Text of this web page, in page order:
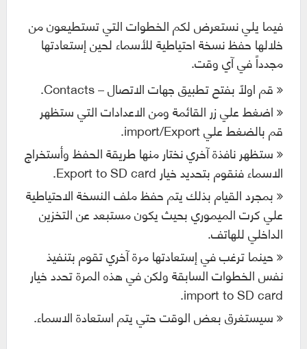
فيما يلي نستعرض لكم الخطوات التي تستطيعون من
خلالها حفظ نسخة احتياطية للأسماء لحين إستعادتها
مجدداً في آي وقت.
قم اولاً بفتح تطبيق جهات الاتصال – Contacts.
اضغط علي زر القائمة ومن الاعدادات التي ستظهر
قم بالضغط علي import/Export.
ستظهر نافذة آخري نختار منها طريقة الحفظ وأستخراج
الاسماء فنقوم بتحديد خيار Export to SD card.
بمجرد القيام بذلك يتم حفظ ملف النسخة الاحتياطية
علي كرت الميموري بحيث يكون مستبعد عن التخزين
الداخلي للهاتف.
حينما ترغب في إستعادتها مرة آخري تقوم بتنفيذ
نفس الخطوات السابقة ولكن في هذه المرة تحدد خيار
import to SD card.
سيستغرق بعض الوقت حتي يتم استعادة الاسماء.